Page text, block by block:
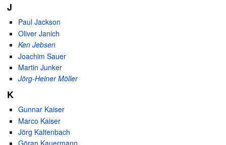
J
Paul Jackson
Oliver Janich
Ken Jebsen
Joachim Sauer
Martin Junker
Jörg-Heiner Möller
K
Gunnar Kaiser
Marco Kaiser
Jörg Kaltenbach